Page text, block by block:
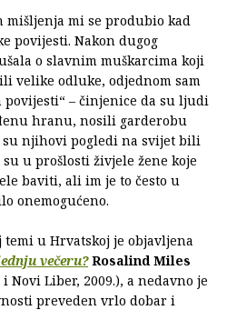
mišljenja mi se produbio kad
povijesti. Nakon dugog
o slavnim muškarcima koji
velike odluke, odjednom sam
povijesti“ – činjenice da su ljudi
hranu, nosili garderobu
su njihovi pogledi na svijet bili
u prošlosti živjele žene koje
baviti, ali im je to često u
onemogućeno.
u Hrvatskoj je objavljena
večeru? Rosalind Miles
Novi Liber, 2009.), a nedavno je
preveden vrlo dobar i